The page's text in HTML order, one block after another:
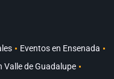
Eventos en Ensenada
Valle de Guadalupe